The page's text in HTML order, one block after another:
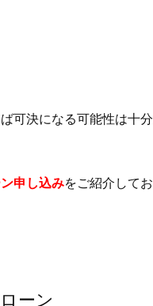
可決になる可能性は十
申し込みをご紹介して
ーン